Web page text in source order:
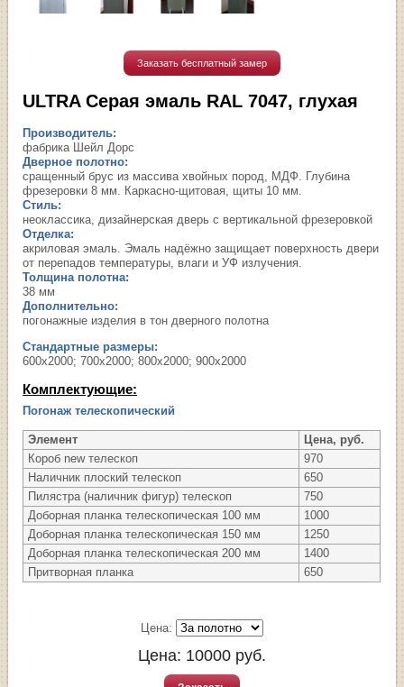
Заказать бесплатный замер
ULTRA Серая эмаль RAL 7047, глухая
Производитель:
фабрика Шейл Дорс
Дверное полотно:
сращенный брус из массива хвойных пород, МДФ. Глубина
фрезеровки 8 мм. Каркасно-щитовая, щиты 10 мм.
Стиль:
неоклассика, дизайнерская дверь с вертикальной фрезеровкой
Отделка:
акриловая эмаль. Эмаль надёжно защищает поверхность двери
от перепадов температуры, влаги и УФ излучения.
Толщина полотна:
38 мм
Дополнительно:
погонажные изделия в тон дверного полотна
Стандартные размеры:
600х2000; 700х2000; 800х2000; 900х2000
Комплектующие:
Погонаж телескопический
Элемент
Цена, руб.
Короб new телескоп
970
Наличник плоский телескоп
650
Пилястра (наличник фигур) телескоп
750
Доборная планка телескопическая 100 мм
1000
Доборная планка телескопическая 150 мм
1250
Доборная планка телескопическая 200 мм
1400
Притворная планка
650
Цена:
Цена: 10000 руб.